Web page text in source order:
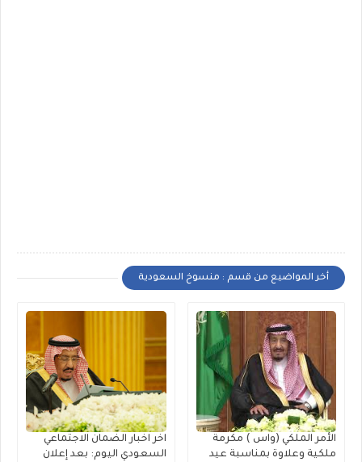
أخر المواضيع من قسم : منسوخ السعودية
الأمر الملكي (واس ) مكرمة
ملكية وعلاوة بمناسبة عيد
اخر اخبار الضمان الاجتماعي
السعودي اليوم: بعد إعلان